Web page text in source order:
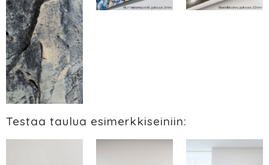
Testaa taulua esimerkkiseiniin: